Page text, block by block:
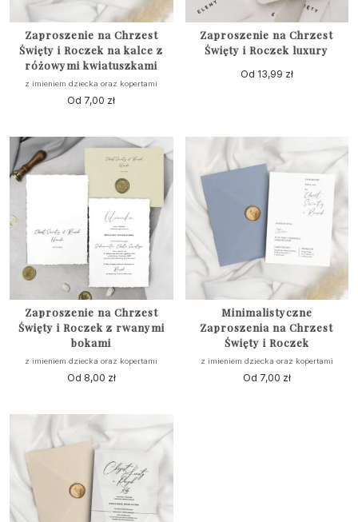
Zaproszenie na Chrzest
Święty i Roczek na kalce z
różowymi kwiatuszkami
z imieniem dziecka oraz kopertami
Od 7,00 zł
Zaproszenie na Chrzest
Święty i Roczek luxury
Od 13,99 zł
Zaproszenie na Chrzest
Święty i Roczek z rwanymi
bokami
z imieniem dziecka oraz kopertami
Od 8,00 zł
Minimalistyczne
Zaproszenia na Chrzest
Święty i Roczek
z imieniem dziecka oraz kopertami
Od 7,00 zł